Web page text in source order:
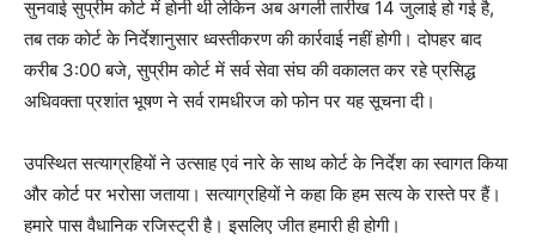
सुनवाई सुप्रीम कोर्ट में होनी थी लेकिन अब अगली तारीख 14 जुलाई हो गई है,
तब तक कोर्ट के निर्देशानुसार ध्वस्तीकरण की कार्रवाई नहीं होगी। दोपहर बाद
करीब 3:00 बजे, सुप्रीम कोर्ट में सर्व सेवा संघ की वकालत कर रहे प्रसिद्ध
अधिवक्ता प्रशांत भूषण ने सर्व रामधीरज को फोन पर यह सूचना दी।
उपस्थित सत्याग्रहियों ने उत्साह एवं नारे के साथ कोर्ट के निर्देश का स्वागत किया
और कोर्ट पर भरोसा जताया। सत्याग्रहियों ने कहा कि हम सत्य के रास्ते पर हैं।
हमारे पास वैधानिक रजिस्ट्री है। इसलिए जीत हमारी ही होगी।